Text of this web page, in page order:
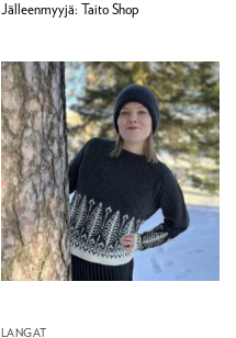
Jälleenmyyjä: Taito Shop
LANGAT